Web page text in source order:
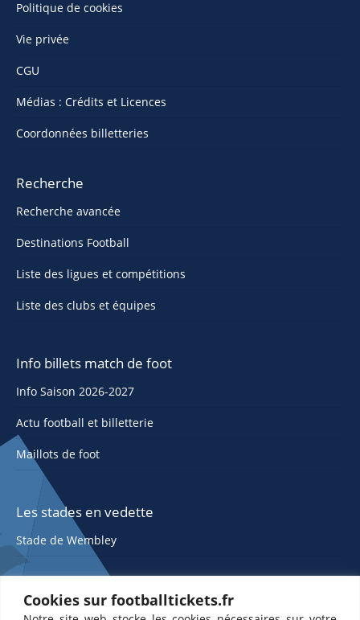
Cookies sur footballtickets.fr
Politique de cookies
Vie privée
CGU
Médias : Crédits et Licences
Coordonnées billetteries
Recherche
Recherche avancée
Destinations Football
Liste des ligues et compétitions
Liste des clubs et équipes
Info billets match de foot
Info Saison 2026-2027
Actu football et billetterie
Maillots de foot
Les stades en vedette
Stade de Wembley